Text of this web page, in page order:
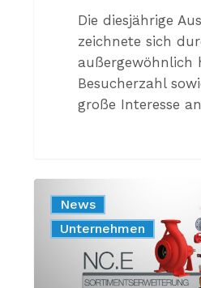
Die diesjährige
zeichnete sich
außergewöhnlich
Besucherzahl
große Interesse
NEUE
GENORMTE
FEUERSCHUTZPUMPE
News
Produkt
Unternehmen